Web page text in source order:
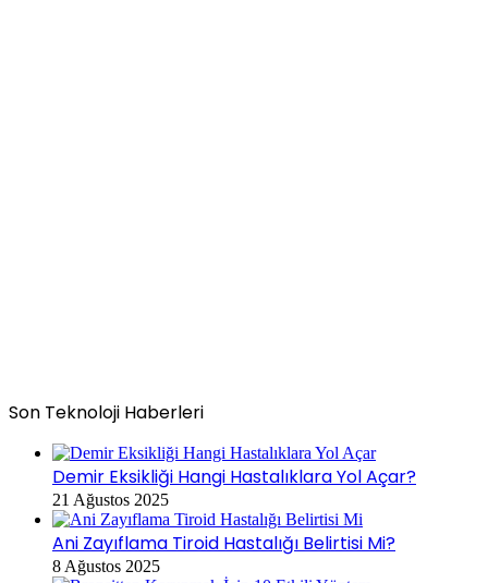
Son Teknoloji Haberleri
Demir Eksikliği Hangi Hastalıklara Yol Açar?
21 Ağustos 2025
Ani Zayıflama Tiroid Hastalığı Belirtisi Mi?
8 Ağustos 2025